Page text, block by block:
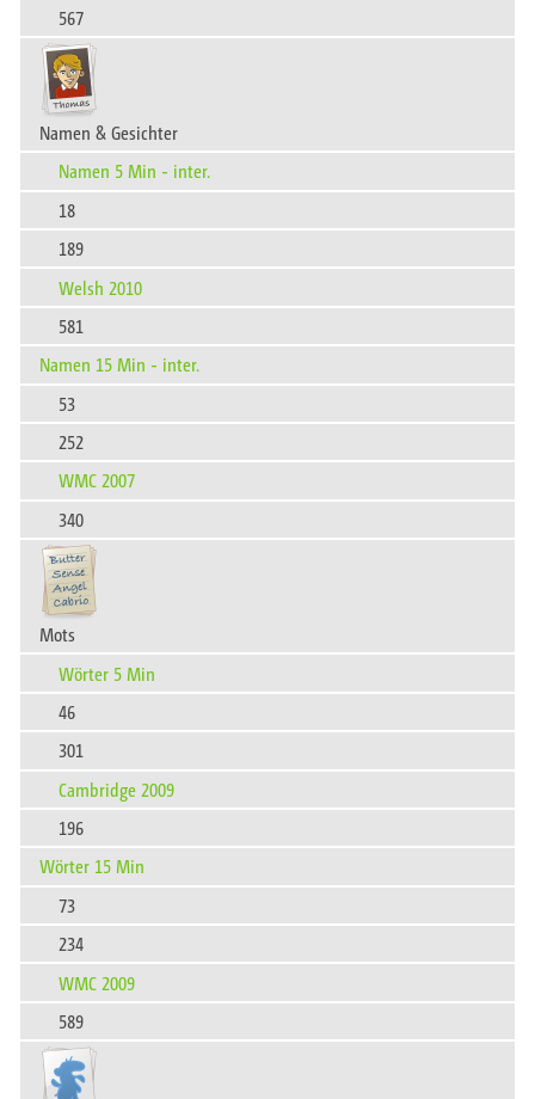
567
Namen & Gesichter
Namen 5 Min - inter.
18
189
Welsh 2010
581
Namen 15 Min - inter.
53
252
WMC 2007
340
Mots
Wörter 5 Min
46
301
Cambridge 2009
196
Wörter 15 Min
73
234
WMC 2009
589